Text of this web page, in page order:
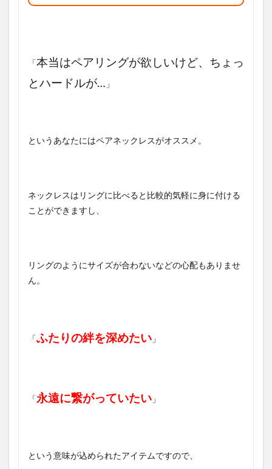
「本当はペアリングが欲しいけど、ちょっ
とハードルが… 」
というあなたにはペアネックレスがオススメ。
ネックレスはリングに比べると比較的気軽に身に付ける
ことができますし、
リングのようにサイズが合わないなどの心配もありませ
ん。
「ふたりの絆を深めたい 」
「永遠に繋がっていたい 」
という意味が込められたアイテムですので、